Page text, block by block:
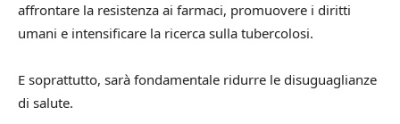
affrontare la resistenza ai farmaci, promuovere i diritti
umani e intensificare la ricerca sulla tubercolosi.
E soprattutto, sarà fondamentale ridurre le disuguaglianze
di salute.